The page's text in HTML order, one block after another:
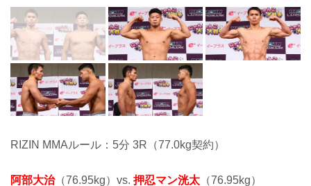
RIZIN MMAルール：5分 3R（77.0kg契約）
阿部大治（76.95kg）vs. 押忍マン洸太 （76.95kg）